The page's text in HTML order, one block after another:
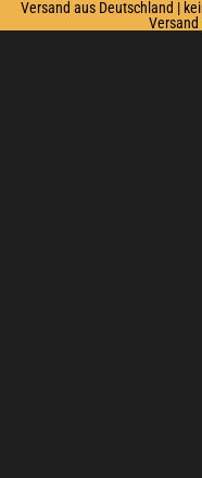
Versand aus Deutschland |
Versand